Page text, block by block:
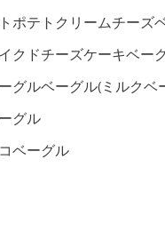
ポテトクリームチーズ
クドチーズケーキベー
グルベーグル(ミルク
グル
ベーグル